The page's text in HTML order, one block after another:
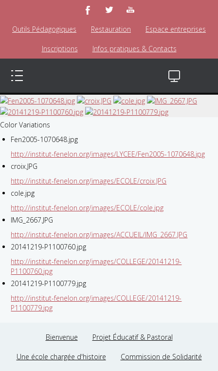
Outils Pédagogiques Restauration Espace entreprises
Inscriptions Infos pratiques & Contacts
Color Variations
Fen2005-1070648.jpg
http://institut-fenelon.org/images/LYCEE/Fen2005-1070648.jpg
croix.JPG
http://institut-fenelon.org/images/ECOLE/croix.JPG
cole.jpg
http://institut-fenelon.org/images/ECOLE/cole.jpg
IMG_2667.JPG
http://institut-fenelon.org/images/ACCUEIL/IMG_2667.JPG
20141219-P1100760.jpg
http://institut-fenelon.org/images/COLLEGE/20141219-
P1100760.jpg
20141219-P1100779.jpg
http://institut-fenelon.org/images/COLLEGE/20141219-
P1100779.jpg
Bienvenue Projet Éducatif & Pastoral
Une école chargée d'histoire Commission de Solidarité